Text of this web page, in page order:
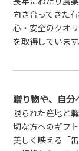
向き合ってきた
心・安全のクオ
を取得しています
贈り物や、自分
限られた産地と
切な方へのギフ
美しく映える「